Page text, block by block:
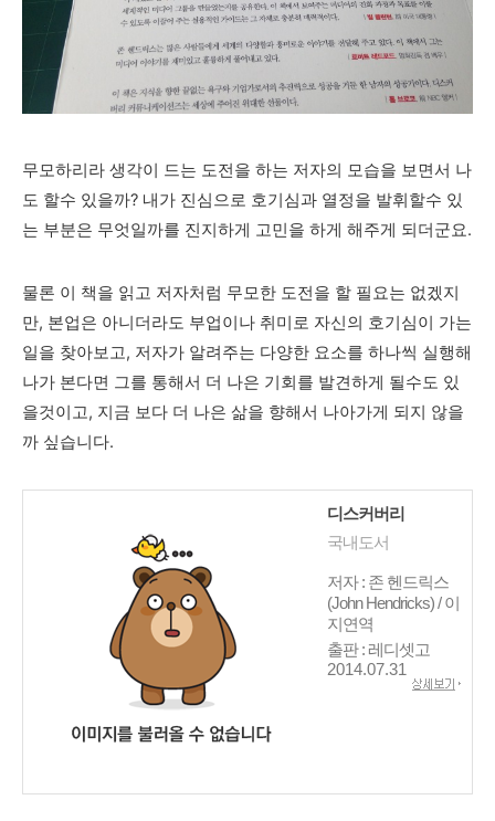
무모하리라 생각이 드는 도전을 하는 저자의 모습을 보면서 나
도 할수 있을까? 내가 진심으로 호기심과 열정을 발휘할수 있
는 부분은 무엇일까를 진지하게 고민을 하게 해주게 되더군요.
물론 이 책을 읽고 저자처럼 무모한 도전을 할 필요는 없겠지
만, 본업은 아니더라도 부업이나 취미로 자신의 호기심이 가는
일을 찾아보고, 저자가 알려주는 다양한 요소를 하나씩 실행해
나가 본다면 그를 통해서 더 나은 기회를 발견하게 될수도 있
을것이고, 지금 보다 더 나은 삶을 향해서 나아가게 되지 않을
까 싶습니다.
디스커버리
국내도서
저자 : 존 헨드릭스
(John Hendricks) / 이
지연역
출판 : 레디셋고
2014.07.31